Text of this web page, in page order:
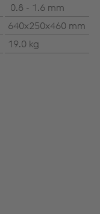
0.8 - 1.6 mm
640x250x460 mm
19.0 kg